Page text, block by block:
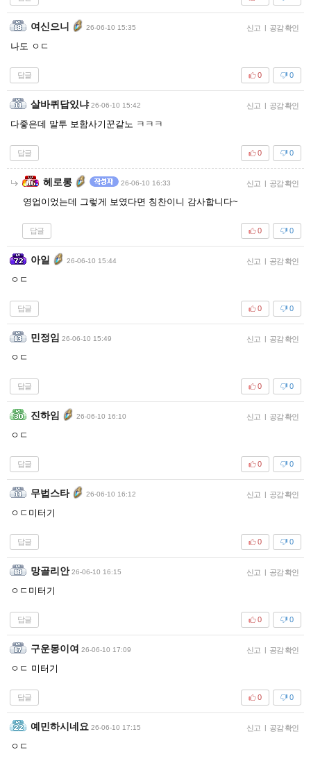
여신으니 26-06-10 15:35 신고 | 공감 확인
나도 ㅇㄷ
답글 0
0
살바퀴답있냐 26-06-10 15:42 신고 | 공감 확인
다좋은데 말투 보함사기꾼같노 ㅋㅋㅋ
답글 0
0
헤로롱 26-06-10 16:33 신고 | 공감 확인
영업이었는데 그렇게 보였다면 칭찬이니 감사합니다~
답글 0
0
아일 26-06-10 15:44 신고 | 공감 확인
ㅇㄷ
답글 0
0
민정임 26-06-10 15:49 신고 | 공감 확인
ㅇㄷ
답글 0
0
진하임 26-06-10 16:10 신고 | 공감 확인
ㅇㄷ
답글 0
0
무법스타 26-06-10 16:12 신고 | 공감 확인
ㅇㄷ미터기
답글 0
0
망골리안 26-06-10 16:15 신고 | 공감 확인
ㅇㄷ미터기
답글 0
0
구운몽이여 26-06-10 17:09 신고 | 공감 확인
ㅇㄷ 미터기
답글 0
0
예민하시네요 26-06-10 17:15 신고 | 공감 확인
ㅇㄷ